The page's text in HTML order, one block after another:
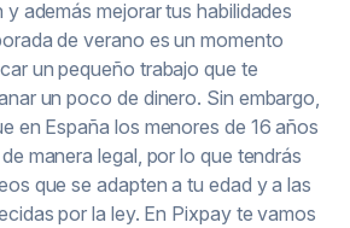
además mejorar tus habilidades
de verano es un momento
un pequeño trabajo que te
un poco de dinero. Sin embargo,
en España los menores de 16 años
manera legal, por lo que tendrás
que se adapten a tu edad y a las
por la ley. En Pixpay te vamos